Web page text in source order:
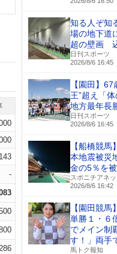
-
知る人ぞ知
場の地下道
超の壁画
日刊スポーツ
2026/8/6 16:45
【園田】
王”超え「
地方最年長
日刊スポーツ
2026/8/6 16:45
【船橋競
本地震被災
金の5％を
スポニチアネッ
2026/8/6 16:42
【園田競
単勝１・６
でメイン
す！」両手
馬トク報知